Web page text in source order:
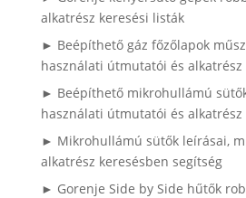
alkatrész keresési listák
► Beépíthető gáz főzőlapok
használati útmutatói és
► Beépíthető mikrohullámú
használati útmutatói és alkatrész
► Mikrohullámú sütők leírásai,
alkatrész keresésben segítség
► Gorenje Side by Side hűtők